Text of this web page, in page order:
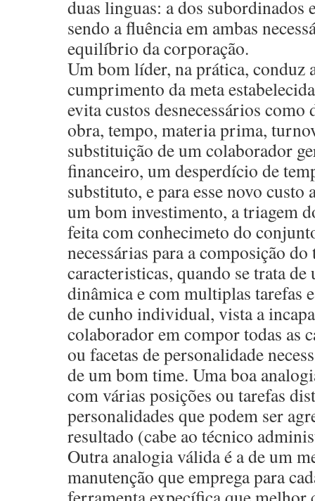
duas linguas: a dos subordinados
sendo a fluência em ambas
equilíbrio da corporação.
Um bom líder, na prática, conduz
cumprimento da meta
evita custos desnecessários como
obra, tempo, materia prima,
substituição de um colaborador
financeiro, um desperdício de
substituto, e para esse novo custo
um bom investimento, a triagem
feita com conhecimeto do
necessárias para a composição do
caracteristicas, quando se trata de
dinâmica e com multiplas tarefas
de cunho individual, vista a
colaborador em compor todas as
ou facetas de personalidade
de um bom time. Uma boa
com várias posições ou tarefas
personalidades que podem ser
resultado (cabe ao técnico
Outra analogia válida é a de um
manutenção que emprega para